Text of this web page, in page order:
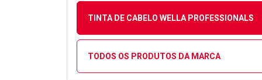
TINTA DE CABELO WELLA PROFESSIONALS
TODOS OS PRODUTOS DA MARCA